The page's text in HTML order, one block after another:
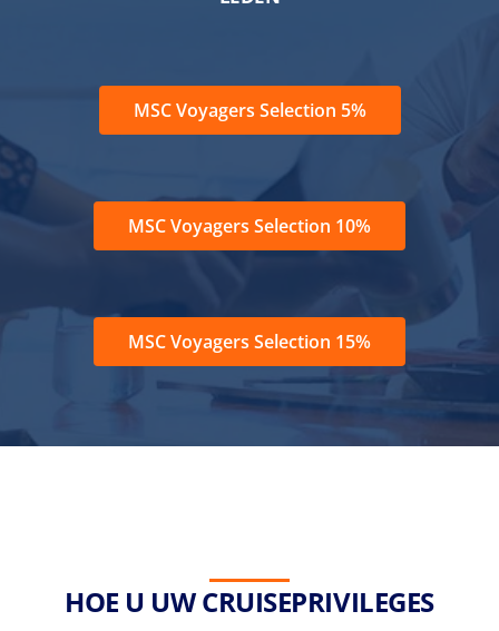
MSC Voyagers Selection 5%
MSC Voyagers Selection 10%
MSC Voyagers Selection 15%
HOE U UW CRUISEPRIVILEGES